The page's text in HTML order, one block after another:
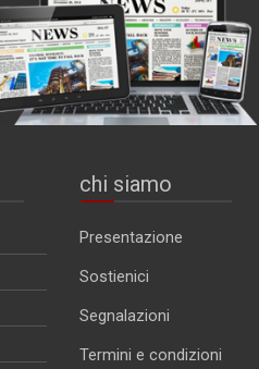
chi siamo
Presentazione
Sostienici
Segnalazioni
Termini e condizioni